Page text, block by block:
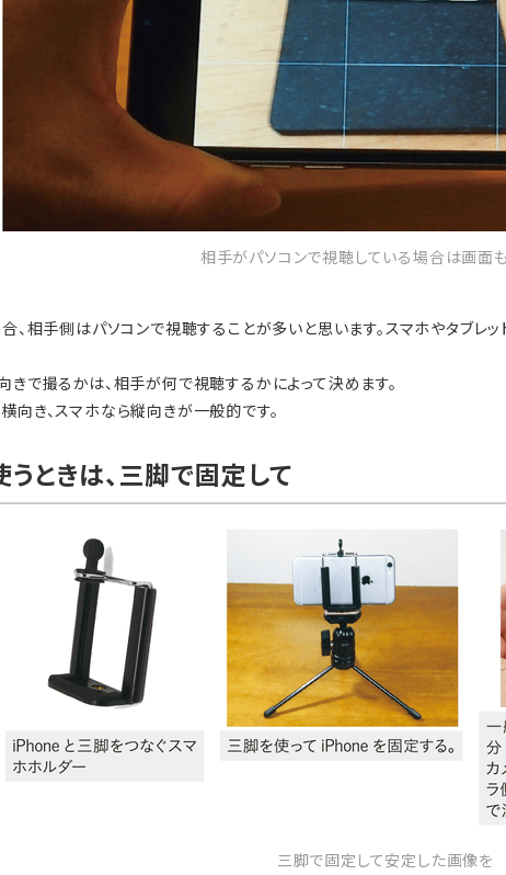
相手がパソコンで視聴している場合は画面
合、相手側はパソコンで視聴することが多いと思います。スマホやタブレ
きで撮るかは、相手が何で視聴するかによって決めます。
向き、スマホなら縦向きが一般的です。
ときは、三脚で固定して
三脚で固定して安定した画像を